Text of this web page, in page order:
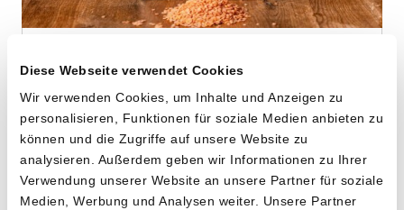
Diese Webseite verwendet Cookies
Wir verwenden Cookies, um Inhalte und Anzeigen zu
personalisieren, Funktionen für soziale Medien anbieten zu
können und die Zugriffe auf unsere Website zu
analysieren. Außerdem geben wir Informationen zu Ihrer
Verwendung unserer Website an unsere Partner für soziale
Medien, Werbung und Analysen weiter. Unsere Partner
Rote Linsen
Sizilien
2 x 500g
CHF13.90